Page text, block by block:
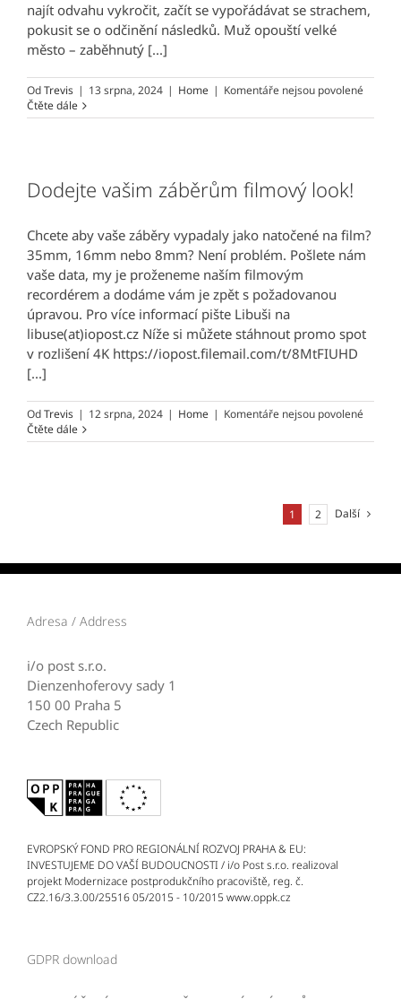
najít odvahu vykročit, začít se vypořádávat se strachem,
pokusit se o odčinění následků. Muž opouští velké
město – zaběhnutý [...]
OdTrevis | 13 srpna, 2024 | Home | Komentáře nejsou povolenéu
s
Vojnára
Čtěte dále
Dodejte vašim záběrům filmový look!
Chcete aby vaše záběry vypadaly jako natočené na film?
35mm, 16mm nebo 8mm? Není problém. Pošlete nám
vaše data, my je proženeme naším filmovým
recordérem a dodáme vám je zpět s požadovanou
úpravou. Pro více informací pište Libuši na
libuse(at)iopost.cz Níže si můžete stáhnout promo spot
v rozlišení 4K https://iopost.filemail.com/t/8MtFIUHD
[...]
OdTrevis | 12 srpna, 2024 | Home | Komentáře nejsou povolenéu
s
filmový
Čtěte dále
1 2 Další
Adresa / Address
i/o post s.r.o.
Dienzenhoferovy sady 1
150 00 Praha 5
Czech Republic
EVROPSKÝ FOND PRO REGIONÁLNÍ ROZVOJ PRAHA & EU:
INVESTUJEME DO VAŠÍ BUDOUCNOSTI / i/o Post s.r.o. realizoval
projekt Modernizace postprodukčního pracoviště, reg. č.
CZ2.16/3.3.00/25516 05/2015 - 10/2015 www.oppk.cz
GDPR download